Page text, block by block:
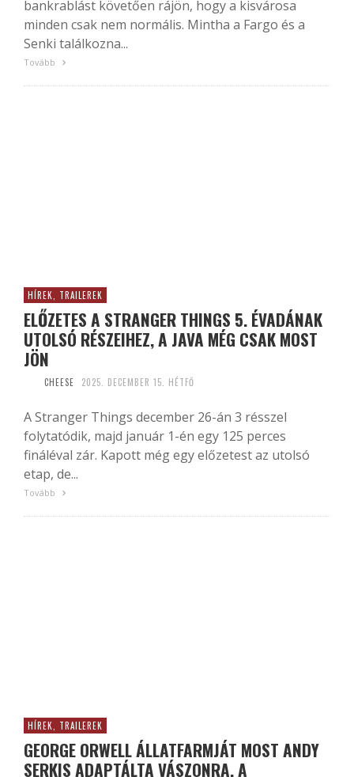
bankrablást követően rájön, hogy a kisvárosa
minden csak nem normális. Mintha a Fargo és a
Senki találkozna...
Tovább
HÍREK, TRAILEREK
ELŐZETES A STRANGER THINGS 5. ÉVADÁNAK
UTOLSÓ RÉSZEIHEZ, A JAVA MÉG CSAK MOST
JÖN
CHEESE 2025. DECEMBER 15. HÉTFŐ
A Stranger Things december 26-án 3 résszel
folytatódik, majd január 1-én egy 125 perces
fináléval zár. Kapott még egy előzetest az utolsó
etap, de...
Tovább
HÍREK, TRAILEREK
GEORGE ORWELL ÁLLATFARMJÁT MOST ANDY
SERKIS ADAPTÁLTA VÁSZONRA, A